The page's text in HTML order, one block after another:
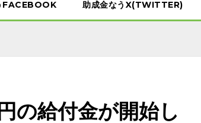
FACEBOOK 助成金なうX(TWITTER)
の給付金が開始し